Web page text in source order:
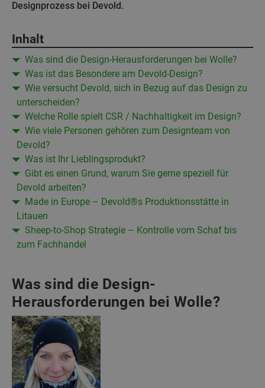
Designprozess bei Devold.
Inhalt
Was sind die Design-Herausforderungen bei Wolle?
Was ist das Besondere am Devold-Design?
Wie versucht Devold, sich in Bezug auf das Design zu
unterscheiden?
Welche Rolle spielt CSR / Nachhaltigkeit im Design?
Wie viele Personen gehören zum Designteam von
Devold?
Was ist Ihr Lieblingsprodukt?
Gibt es einen Grund, warum Sie gerne speziell für
Devold arbeiten?
Made in Europe – Devold®s Produktionsstätte in
Litauen
Sheep-to-Shop Strategie – Kontrolle vom Schaf bis
zum Fachhandel
Was sind die Design-
Herausforderungen bei Wolle?